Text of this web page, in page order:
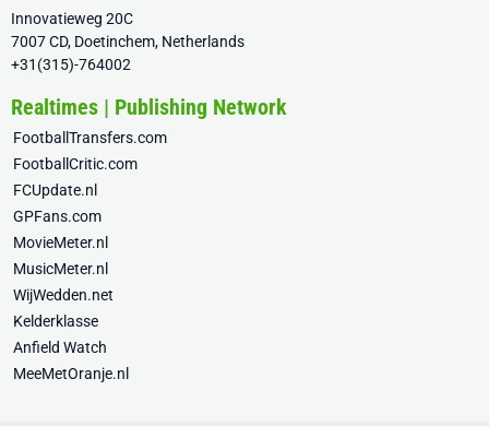
Innovatieweg 20C
7007 CD, Doetinchem, Netherlands
+31(315)-764002
Realtimes | Publishing Network
FootballTransfers.com
FootballCritic.com
FCUpdate.nl
GPFans.com
MovieMeter.nl
MusicMeter.nl
WijWedden.net
Kelderklasse
Anfield Watch
MeeMetOranje.nl